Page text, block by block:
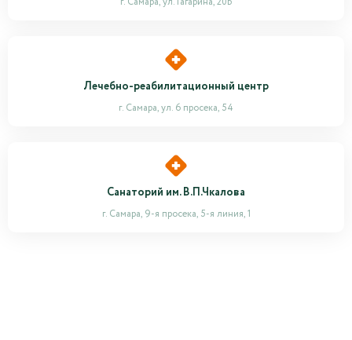
Лечебно-реабилитационный центр
г. Самара, ул. 6 просека, 54
Санаторий им. В.П.Чкалова
г. Сaмaрa, 9-я просекa, 5-я линия, 1